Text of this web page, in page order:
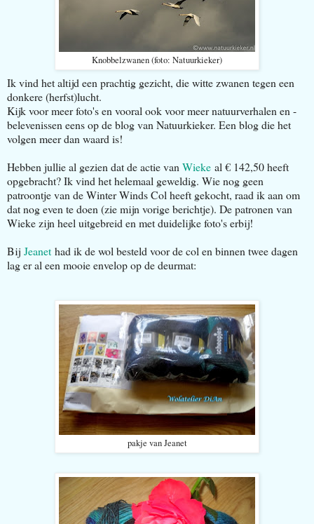
Knobbelzwanen (foto: Natuurkieker)
Ik vind het altijd een prachtig gezicht, die witte zwanen tegen een
donkere (herfst)lucht.
Kijk voor meer foto's en vooral ook voor meer natuurverhalen en -
belevenissen eens op de blog van Natuurkieker. Een blog die het
volgen meer dan waard is!
Hebben jullie al gezien dat de actie van Wieke al € 142,50 heeft
opgebracht? Ik vind het helemaal geweldig. Wie nog geen
patroontje van de Winter Winds Col heeft gekocht, raad ik aan om
dat nog even te doen (zie mijn vorige berichtje). De patronen van
Wieke zijn heel uitgebreid en met duidelijke foto's erbij!
Bij Jeanet had ik de wol besteld voor de col en binnen twee dagen
lag er al een mooie envelop op de deurmat:
pakje van Jeanet